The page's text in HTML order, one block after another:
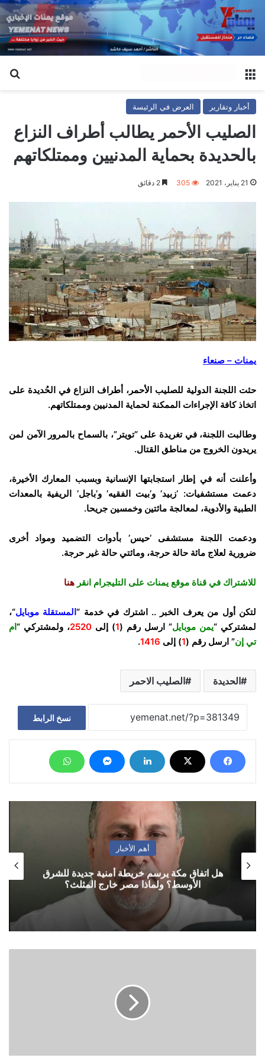
أخبار وتقارير العرض في الرئيسة
الصليب الأحمر يطالب أطراف النزاع
بالحديدة بحماية المدنيين وممتلكاتهم
21 يناير، 2021 305
يمنات – صنعاء
حثت اللجنة الدولية للصليب الأحمر، أطراف النزاع في الحُديدة على
اتخاذ كافة الإجراءات الممكنة لحماية المدنيين وممتلكاتهم.
وطالبت اللجنة، في تغريدة على “تويتر”، بالسماح بالمرور الآمن لمن
يريدون الخروج من مناطق القتال.
وأعلنت أنه في إطار استجابتها الإنسانية وبسبب المعارك الأخيرة،
دعمت مستشفيات: ‘زبيد’ و’بيت الفقيه’ و’باجل’ الريفية بالمعدات
الطبية والأدوية، لمعالجة مائتين وخمسين جريحا.
ودعمت اللجنة مستشفى ‘حيس’ بأدوات التضميد ومواد أخرى
ضرورية لعلاج مائة حالة حرجة، ومائتي حالة غير حرجة.
للاشتراك في قناة موقع يمنات على التليجرام انقر هنا
لتكن أول من يعرف الخبر .. اشترك في خدمة “المستقلة موبايل“،
لمشتركي “يمن موبايل” ارسل رقم (1) إلى 2520، ولمشتركي “ام
تي إن” ارسل رقم (1) إلى 1416
.
الحديدة الصليب الاحمر
نسخ الرابط
أهم الأخبار
هل اتفاق مكة يرسم خريطة أمنية جديدة للشرق
الأوسط؟ ولماذا مصر خارج المثلث؟
منظمة